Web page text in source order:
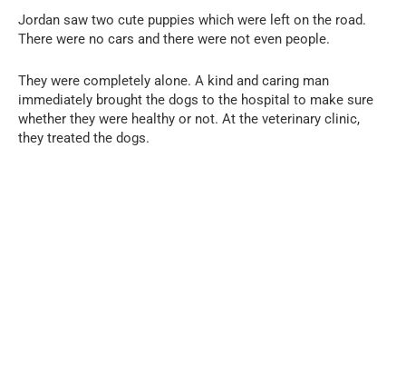
Jordan saw two cute puppies which were left on the road.
There were no cars and there were not even people.
They were completely alone. A kind and caring man
immediately brought the dogs to the hospital to make sure
whether they were healthy or not. At the veterinary clinic,
they treated the dogs.